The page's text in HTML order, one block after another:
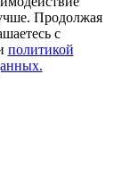
Продолжая
с
политикой